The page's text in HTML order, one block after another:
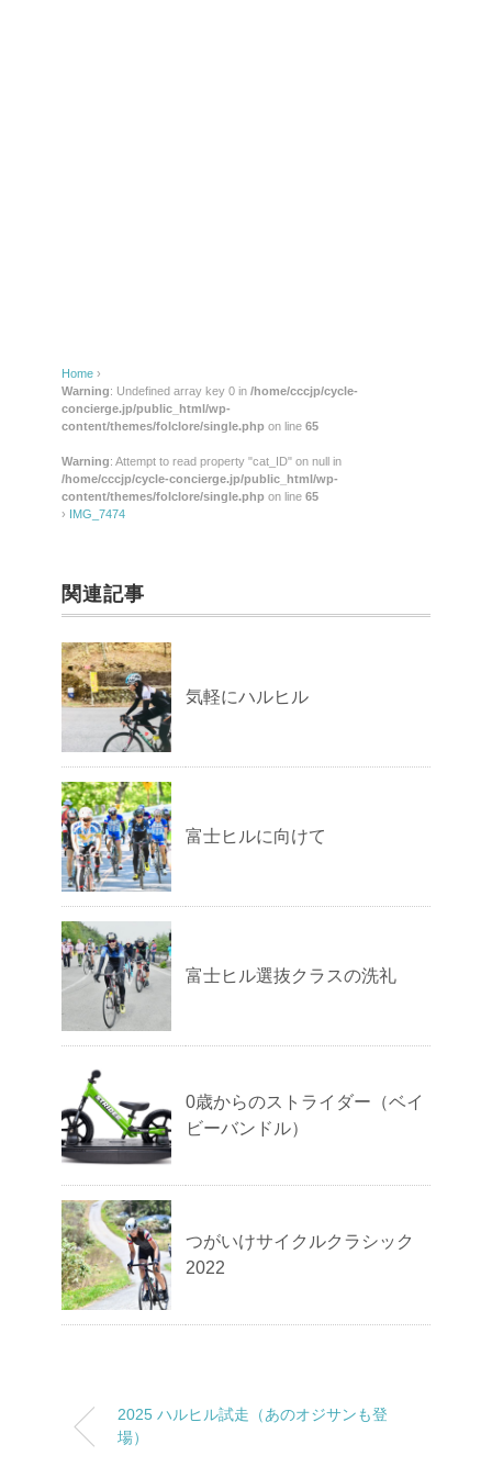
Home ›
Warning: Undefined array key 0 in /home/cccjp/cycle-
concierge.jp/public_html/wp-
content/themes/folclore/single.php on line 65
Warning: Attempt to read property "cat_ID" on null in
/home/cccjp/cycle-concierge.jp/public_html/wp-
content/themes/folclore/single.php on line 65
›
IMG_7474
関連記事
気軽にハルヒル
富士ヒルに向けて
富士ヒル選抜クラスの洗礼
0歳からのストライダー（ベイ
ビーバンドル）
つがいけサイクルクラシック
2022
2025 ハルヒル試走（あのオジサンも登
場）